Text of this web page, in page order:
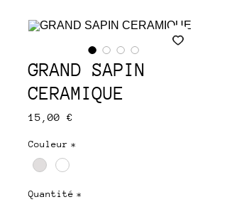
GRAND SAPIN
CERAMIQUE
15,00 €
Couleur *
Quantité *